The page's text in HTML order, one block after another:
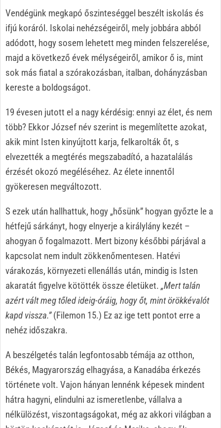
Vendégünk megkapó őszinteséggel beszélt iskolás és
ifjú koráról. Iskolai nehézségeiről, mely jobbára abból
adódott, hogy sosem lehetett meg minden felszerelése,
majd a következő évek mélységeiről, amikor ő is, mint
sok más fiatal a szórakozásban, italban, dohányzásban
kereste a boldogságot.
19 évesen jutott el a nagy kérdésig: ennyi az élet, és nem
több? Ekkor József név szerint is megemlítette azokat,
akik mint Isten kinyújtott karja, felkarolták őt, s
elvezették a megtérés megszabadító, a hazatalálás
érzését okozó megéléséhez. Az élete innentől
gyökeresen megváltozott.
S ezek után hallhattuk, hogy „hősünk” hogyan győzte le a
hétfejű sárkányt, hogy elnyerje a királylány kezét –
ahogyan ő fogalmazott. Mert bizony későbbi párjával a
kapcsolat nem indult zökkenőmentesen. Hatévi
várakozás, környezeti ellenállás után, mindig is Isten
akaratát figyelve kötötték össze életüket. „Mert talán
azért vált meg tőled ideig-óráig, hogy őt, mint örökkévalót
kapd vissza.”(Filemon 15.) Ez az ige tett pontot erre a
nehéz időszakra.
A beszélgetés talán legfontosabb témája az otthon,
Békés, Magyarország elhagyása, a Kanadába érkezés
története volt. Vajon hányan lennénk képesek mindent
hátra hagyni, elindulni az ismeretlenbe, vállalva a
nélkülözést, viszontagságokat, még az akkori világban a